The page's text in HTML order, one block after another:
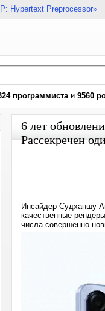
Hypertext Preprocessor»
программистаи 9560
6 лет
Рассекречен
Инсайдер Судханшу
качественные
числа совершенно